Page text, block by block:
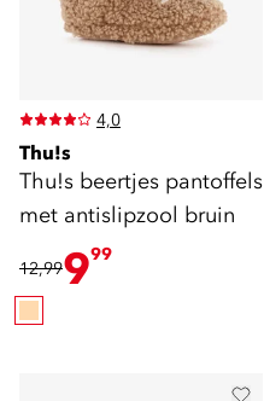
4,0
Thu!s
Thu!s beertjes pantoffels
met antislipzool bruin
12,99999